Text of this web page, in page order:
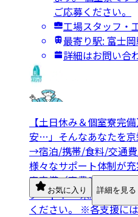
ご応募ください。
工場スタッフ・
最寄り駅: 富士
詳細はお問い合
【土日休み＆個室寮完
安…」そんなあなたを京
→宿泊/携帯/食料/交通
様々なサポート体制が
寮完備（寮費0円の求人
タート！ →未経験でも
ください。 ※各支援には
お気に入り 詳細を見る